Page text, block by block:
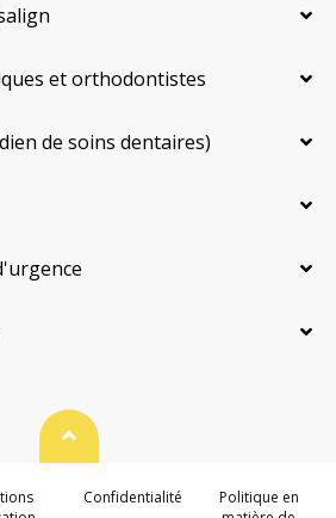
et orthodontistes
de soins dentaires)
Haut de page
Confidentialité
Politique en